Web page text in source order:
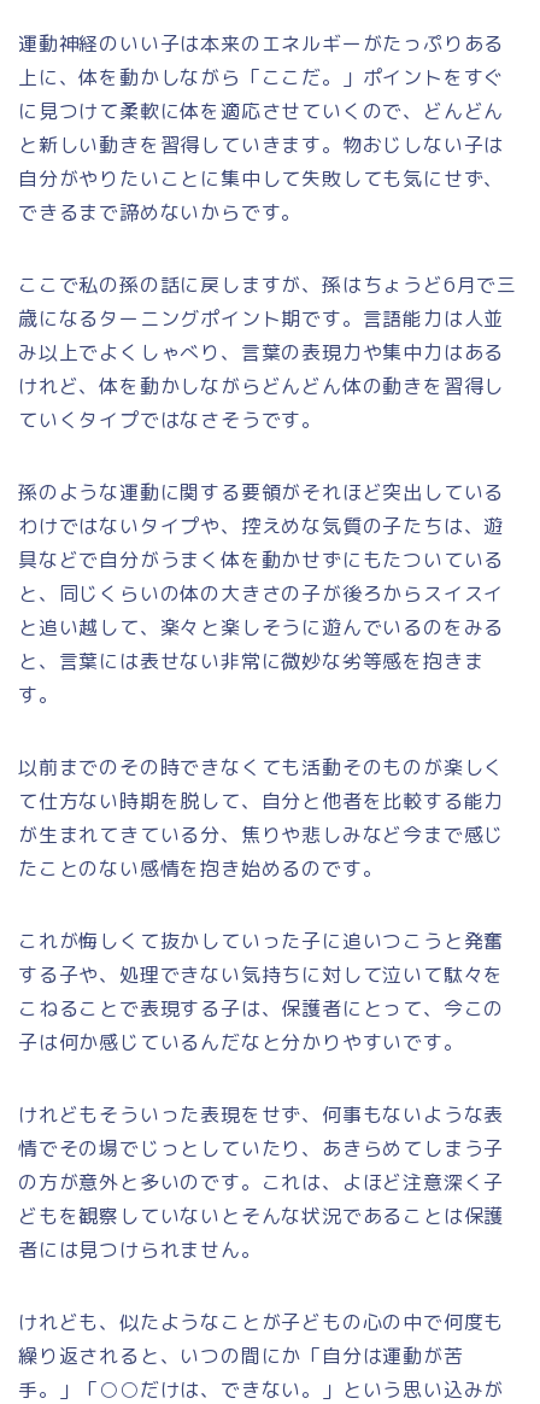
運動神経のいい子は本来のエネルギーがたっぷりある
上に、体を動かしながら「ここだ。」ポイントをすぐ
に見つけて柔軟に体を適応させていくので、どんどん
と新しい動きを習得していきます。物おじしない子は
自分がやりたいことに集中して失敗しても気にせず、
できるまで諦めないからです。
ここで私の孫の話に戻しますが、孫はちょうど6月で三
歳になるターニングポイント期です。言語能力は人並
み以上でよくしゃべり、言葉の表現力や集中力はある
けれど、体を動かしながらどんどん体の動きを習得し
ていくタイプではなさそうです。
孫のような運動に関する要領がそれほど突出している
わけではないタイプや、控えめな気質の子たちは、遊
具などで自分がうまく体を動かせずにもたついている
と、同じくらいの体の大きさの子が後ろからスイスイ
と追い越して、楽々と楽しそうに遊んでいるのをみる
と、言葉には表せない非常に微妙な劣等感を抱きま
す。
以前までのその時できなくても活動そのものが楽しく
て仕方ない時期を脱して、自分と他者を比較する能力
が生まれてきている分、焦りや悲しみなど今まで感じ
たことのない感情を抱き始めるのです。
これが悔しくて抜かしていった子に追いつこうと発奮
する子や、処理できない気持ちに対して泣いて駄々を
こねることで表現する子は、保護者にとって、今この
子は何か感じているんだなと分かりやすいです。
けれどもそういった表現をせず、何事もないような表
情でその場でじっとしていたり、あきらめてしまう子
の方が意外と多いのです。これは、よほど注意深く子
どもを観察していないとそんな状況であることは保護
者には見つけられません。
けれども、似たようなことが子どもの心の中で何度も
繰り返されると、いつの間にか「自分は運動が苦
手。」「○○だけは、できない。」という思い込みが